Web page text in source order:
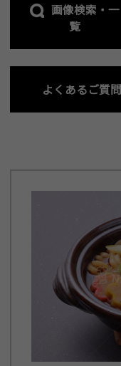
画像検索・一
覧
よくあるご質問